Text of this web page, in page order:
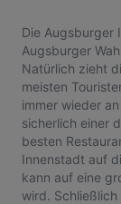
Die Augsburger
Augsburger
Natürlich zieht
meisten
immer wieder
sicherlich einer
besten
Innenstadt auf
kann auf eine
wird.